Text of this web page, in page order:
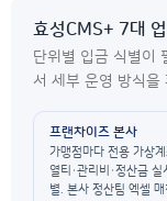
효성CMS+ 7대
단위별 입금 식별이
서 세부 운영 방식을
프랜차이즈 본사
가맹점마다 전용 가상
열티·관리비·정산금 실
별. 본사 정산팀 엑셀